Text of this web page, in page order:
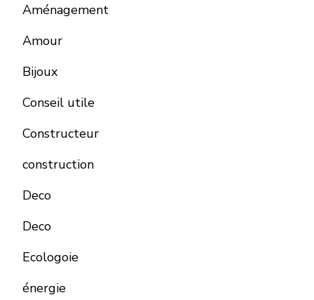
Aménagement
Amour
Bijoux
Conseil utile
Constructeur
construction
Deco
Deco
Ecologoie
énergie